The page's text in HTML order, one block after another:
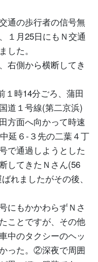
通の歩行者の信号無
１月25日にもＮ交通
た。
右側から横断してき
１時14分ごろ、蒲田
道１号線(第二京浜)
方面へ向かって時速
延６-３先の二葉４丁
で通過しようとした
してきたＮさん(56
れましたがその後、
にもかかわらずＮさ
ことですが、その他
中のタクシーのヘッ
った。②深夜で周囲